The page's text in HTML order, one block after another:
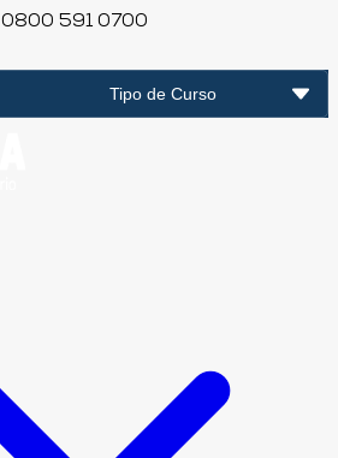
0800 591 0700